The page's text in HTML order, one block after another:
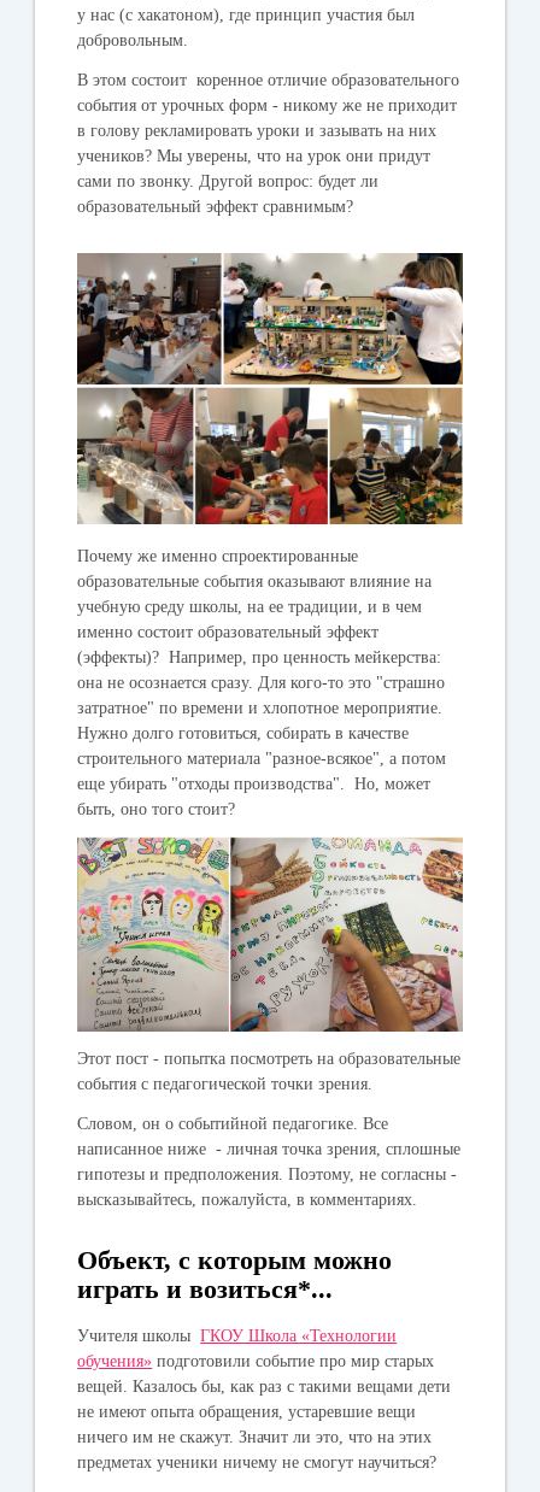
у нас (с хакатоном), где принцип участия был
добровольным.
В этом состоит коренное отличие образовательного
события от урочных форм - никому же не приходит
в голову рекламировать уроки и зазывать на них
учеников? Мы уверены, что на урок они придут
сами по звонку. Другой вопрос: будет ли
образовательный эффект сравнимым?
Почему же именно спроектированные
образовательные события оказывают влияние на
учебную среду школы, на ее традиции, и в чем
именно состоит образовательный эффект
(эффекты)? Например, про ценность мейкерства:
она не осознается сразу. Для кого-то это "страшно
затратное" по времени и хлопотное мероприятие.
Нужно долго готовиться, собирать в качестве
строительного материала "разное-всякое", а потом
еще убирать "отходы производства". Но, может
быть, оно того стоит?
Этот пост - попытка посмотреть на образовательные
события с педагогической точки зрения.
Словом, он о событийной педагогике. Все
написанное ниже - личная точка зрения, сплошные
гипотезы и предположения. Поэтому, не согласны -
высказывайтесь, пожалуйста, в комментариях.
Объект, с которым можно
играть и возиться*...
Учителя школыГКОУ Школа «Технологии
обучения» подготовили событие про мир старых
вещей. Казалось бы, как раз с такими вещами дети
не имеют опыта обращения, устаревшие вещи
ничего им не скажут. Значит ли это, что на этих
предметах ученики ничему не смогут научиться?